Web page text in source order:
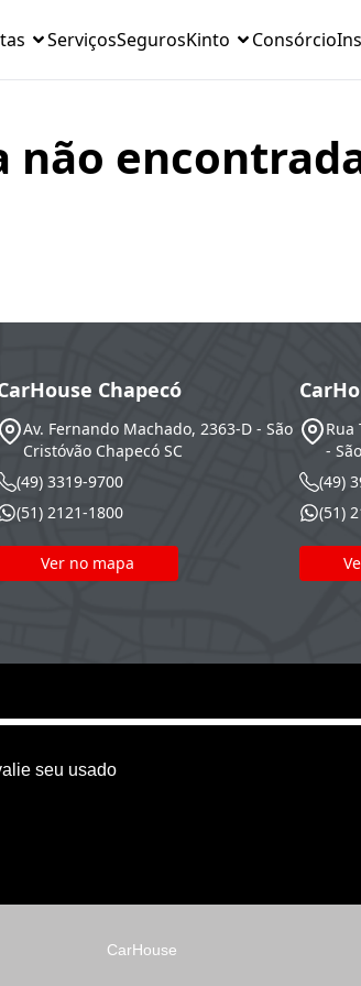
ServiçosSegurosKinto Consórcio
não
Chapecó
Av. Fernando Machado, 2363-D - São
Cristóvão Chapecó SC
(49) 3319-9700
(51) 2121-1800
Ver no mapa
Rua
-
(49)
(51)
seu usado
CarHouse